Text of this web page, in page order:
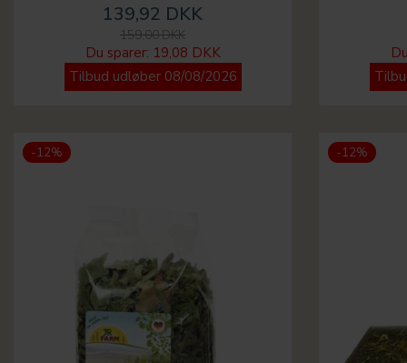
139,92 DKK
159,00 DKK
Du sparer: 19,08 DKK
Tilbud udløber 08/08/2026
-12% -12%